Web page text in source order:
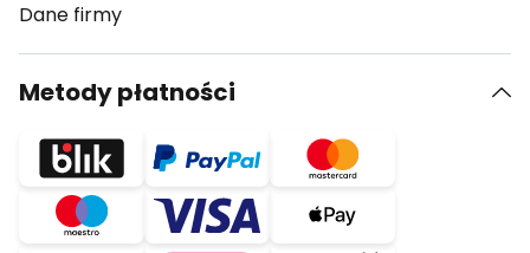
Dane firmy
Metody płatności